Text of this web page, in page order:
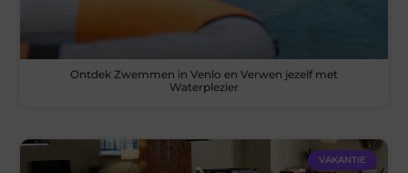
Ontdek Zwemmen in Venlo en Verwen jezelf met
Waterplezier
VAKANTIE